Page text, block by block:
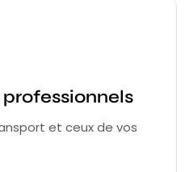
et ceux de vos